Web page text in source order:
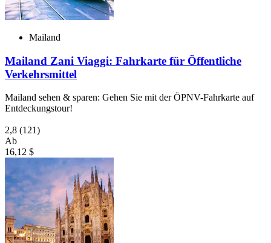
Mailand
Mailand Zani Viaggi: Fahrkarte für Öffentliche
Verkehrsmittel
Mailand sehen & sparen: Gehen Sie mit der ÖPNV-Fahrkarte auf
Entdeckungstour!
2,8 (121)
Ab
16,12 $